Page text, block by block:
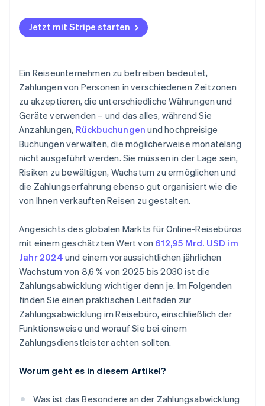
Betrugstrends immer einen Schritt voraus bleiben
Gründliche Aufzeichnungen führen
Jetzt mit Stripe starten
Ein Reiseunternehmen zu betreiben bedeutet,
Zahlungen von Personen in verschiedenen Zeitzonen
zu akzeptieren, die unterschiedliche Währungen und
Geräte verwenden – und das alles, während Sie
Anzahlungen, Rückbuchungen und hochpreisige
Buchungen verwalten, die möglicherweise monatelang
nicht ausgeführt werden. Sie müssen in der Lage sein,
Risiken zu bewältigen, Wachstum zu ermöglichen und
die Zahlungserfahrung ebenso gut organisiert wie die
von Ihnen verkauften Reisen zu gestalten.
Angesichts des globalen Markts für Online-Reisebüros
mit einem geschätzten Wert von 612,95 Mrd. USD im
Jahr 2024 und einem voraussichtlichen jährlichen
Wachstum von 8,6 % von 2025 bis 2030 ist die
Zahlungsabwicklung wichtiger denn je. Im Folgenden
finden Sie einen praktischen Leitfaden zur
Zahlungsabwicklung im Reisebüro, einschließlich der
Funktionsweise und worauf Sie bei einem
Zahlungsdienstleister achten sollten.
Worum geht es in diesem Artikel?
Was ist das Besondere an der Zahlungsabwicklung